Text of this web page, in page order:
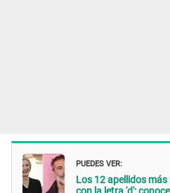
PUEDES VER:
Los 12 apellidos
con la letra 'd':